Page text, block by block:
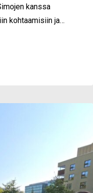
kanssa
kohtaamisiin ja…